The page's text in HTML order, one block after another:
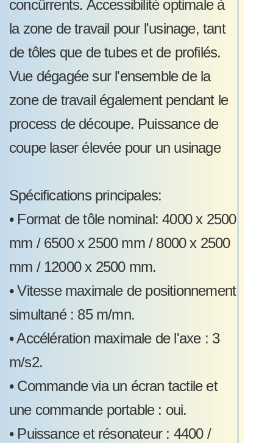
concûrrents. Accessibilité optimale à
la zone de travail pour l'usinage, tant
de tôles que de tubes et de profilés.
Vue dégagée sur l'ensemble de la
zone de travail également pendant le
process de découpe. Puissance de
coupe laser élevée pour un usinage
Spécifications principales:
• Format de tôle nominal: 4000 x 2500
mm / 6500 x 2500 mm / 8000 x 2500
mm / 12000 x 2500 mm.
• Vitesse maximale de positionnement
simultané : 85 m/mn.
•Accélération maximale de l'axe : 3
m/s2.
• Commande via un écran tactile et
une commande portable : oui.
• Puissance et résonateur : 4400 /